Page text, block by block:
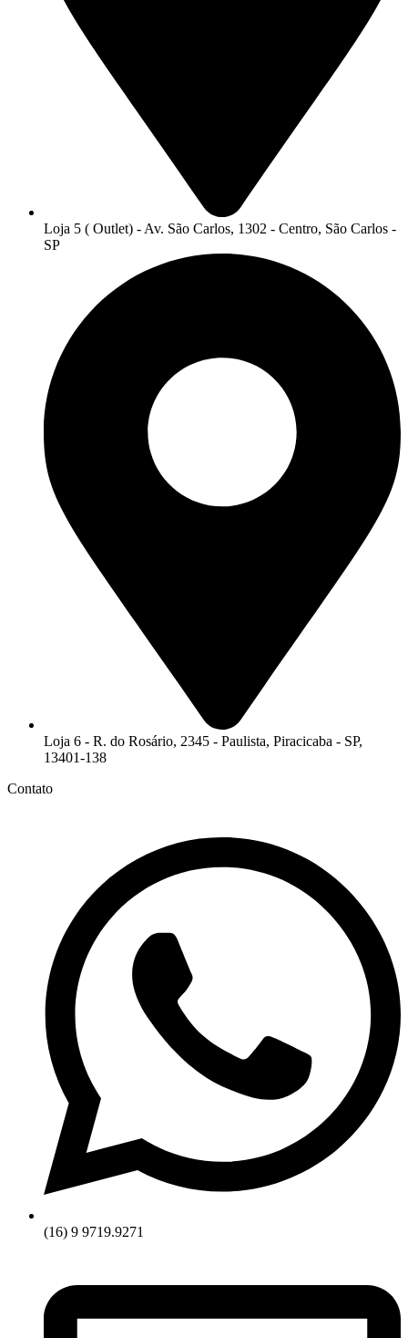
Loja 5 ( Outlet) - Av. São Carlos, 1302 - Centro, São Carlos -
SP
Loja 6 - R. do Rosário, 2345 - Paulista, Piracicaba - SP,
13401-138
Contato
(16) 9 9719.9271